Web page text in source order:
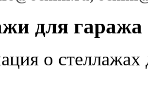
для гаража
о стеллажах